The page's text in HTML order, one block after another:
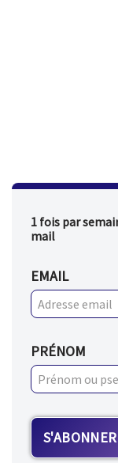
1 fois par
mail
EMAIL
PRÉNOM